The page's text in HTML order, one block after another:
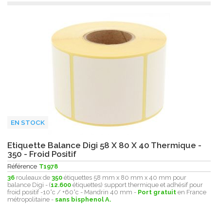
EN STOCK
Etiquette Balance Digi 58 X 80 X 40 Thermique -
350 - Froid Positif
Référence T1978
36 rouleaux de 350 étiquettes 58 mm x 80 mm x 40 mm pour
balance Digi - (12.600 étiquettes) support thermique et adhésif pour
froid positif -10°c / +60°c - Mandrin 40 mm - Port gratuit en France
métropolitaine - sans bisphenol A.